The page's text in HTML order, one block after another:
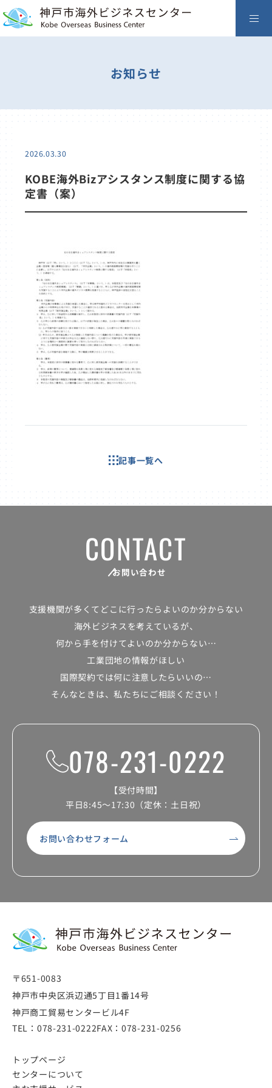
お知らせ
2026.03.30
KOBE海外Bizアシスタンス制度に関する協
定書（案）
記事一覧へ
CONTACT
お問い合わせ
支援機関が多くて どこに行ったらよいのか分からない
海外ビジネスを考えているが、
何から手を付けてよいのか分からない…
工業団地の情報がほしい
国際契約では何に注意したらいいの…
そんなときは、私たちにご相談ください！
078-231-0222
【受付時間】
平日8:45～17:30（定休：土日祝）
お問い合わせフォーム
〒651-0083
神戸市中央区浜辺通5丁目1番14号
神戸商工貿易センタービル4F
TEL： 078-231-0222FAX：078-231-0256
トップページ
センターについて